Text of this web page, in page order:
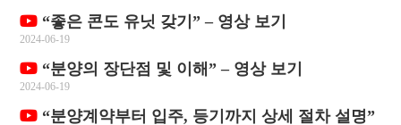
“좋은 콘도 유닛 갖기” – 영상 보기
2024-06-19
“분양의 장단점 및 이해” – 영상 보기
2024-06-19
“분양계약부터 입주, 등기까지 상세 절차 설명”